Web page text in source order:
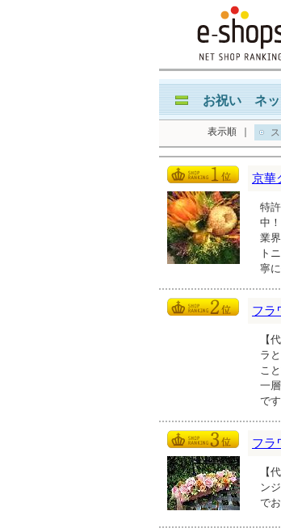
お祝い ネッ
表示順
京華
特
中！
業
ト
寧
フラ
【
ラ
こ
一
で
フラ
【
ン
で